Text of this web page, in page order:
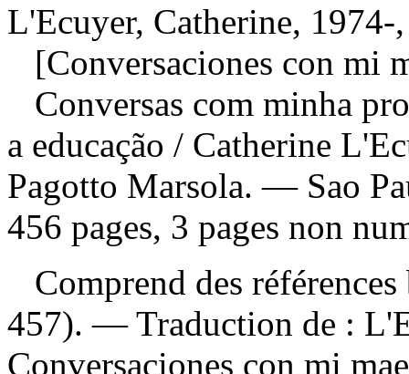
L'Ecuyer, Catherine, 1974-
[Conversaciones con mi
Conversas com minha
a educação / Catherine
Pagotto Marsola. — Sao
456 pages, 3 pages non
Comprend des
457). —Traduction de :
Conversaciones con mi